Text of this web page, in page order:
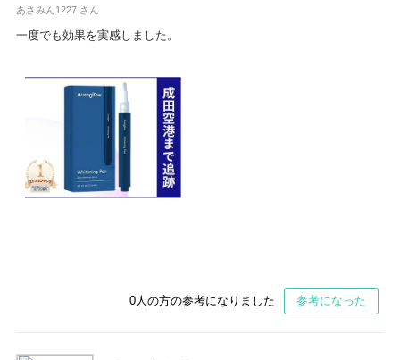
あさみん1227 さん
一度でも効果を実感しました。
0 人の方の参考になりました 参考になった